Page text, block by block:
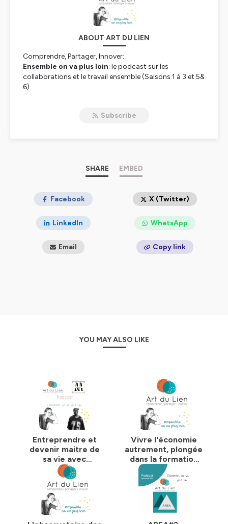
ABOUT ART DU LIEN
Comprendre, Partager, Innover:
Ensemble on va plus loin: le podcast sur les
collaborations et le travail ensemble (Saisons 1 à 3 et 5&
6)
Subscribe
SHARE EMBED
Facebook X (Twitter)
LinkedIn WhatsApp
Email Copy link
YOU MAY ALSO LIKE
Entreprendre et
devenir maitre de
sa vie avec
Morphosys
Vivre l'économie
autrement, plongée
dans la formation
de REESS-
Responsable
d'Etablissement de
l'Economie Sociale
et Solidaire